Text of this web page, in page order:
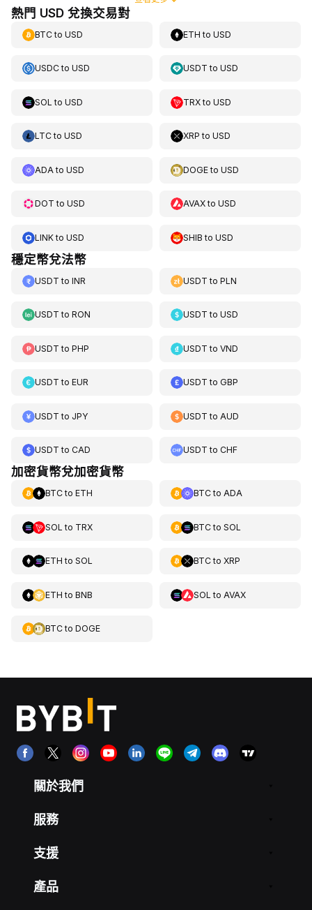
熱門 USD 兌換交易對
BTCto USD ETH toUSD
USDCto USD USDT toUSD
SOL to USD TRXtoUSD
LTCto USD XRP toUSD
ADA to USD DOGEtoUSD
DOT to USD AVAXtoUSD
LINKto USD SHIB toUSD
穩定幣兌法幣
USDT to INR USDT toPLN
USDT to RON USDT toUSD
USDT to PHP USDT toVND
USDT to EUR USDT toGBP
USDT to JPY USDT to AUD
USDT to CAD USDT toCHF
加密貨幣兌加密貨幣
BTCto ETH BTCto ADA
SOL to TRX BTCto SOL
ETH to SOL BTCto XRP
ETH to BNB SOL to AVAX
BTCto DOGE
關於我們
服務
支援
產品